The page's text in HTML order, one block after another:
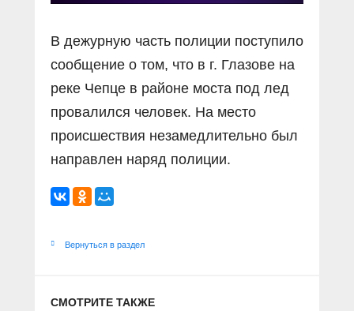
В дежурную часть полиции поступило
сообщение о том, что в г. Глазове на
реке Чепце в районе моста под лед
провалился человек. На место
происшествия незамедлительно был
направлен наряд полиции.
Вернуться в раздел
СМОТРИТЕ ТАКЖЕ